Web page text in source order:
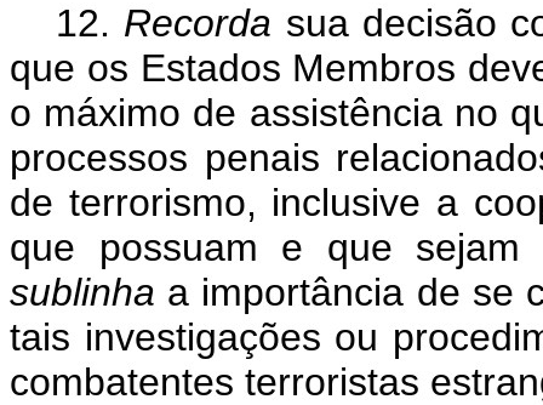
12. Recorda sua decisão
que os Estados Membros
o máximo de assistência no
processos penais
de terrorismo, inclusive a
que possuam e que sejam
sublinha a importância de se
tais investigações ou
combatentes terroristas